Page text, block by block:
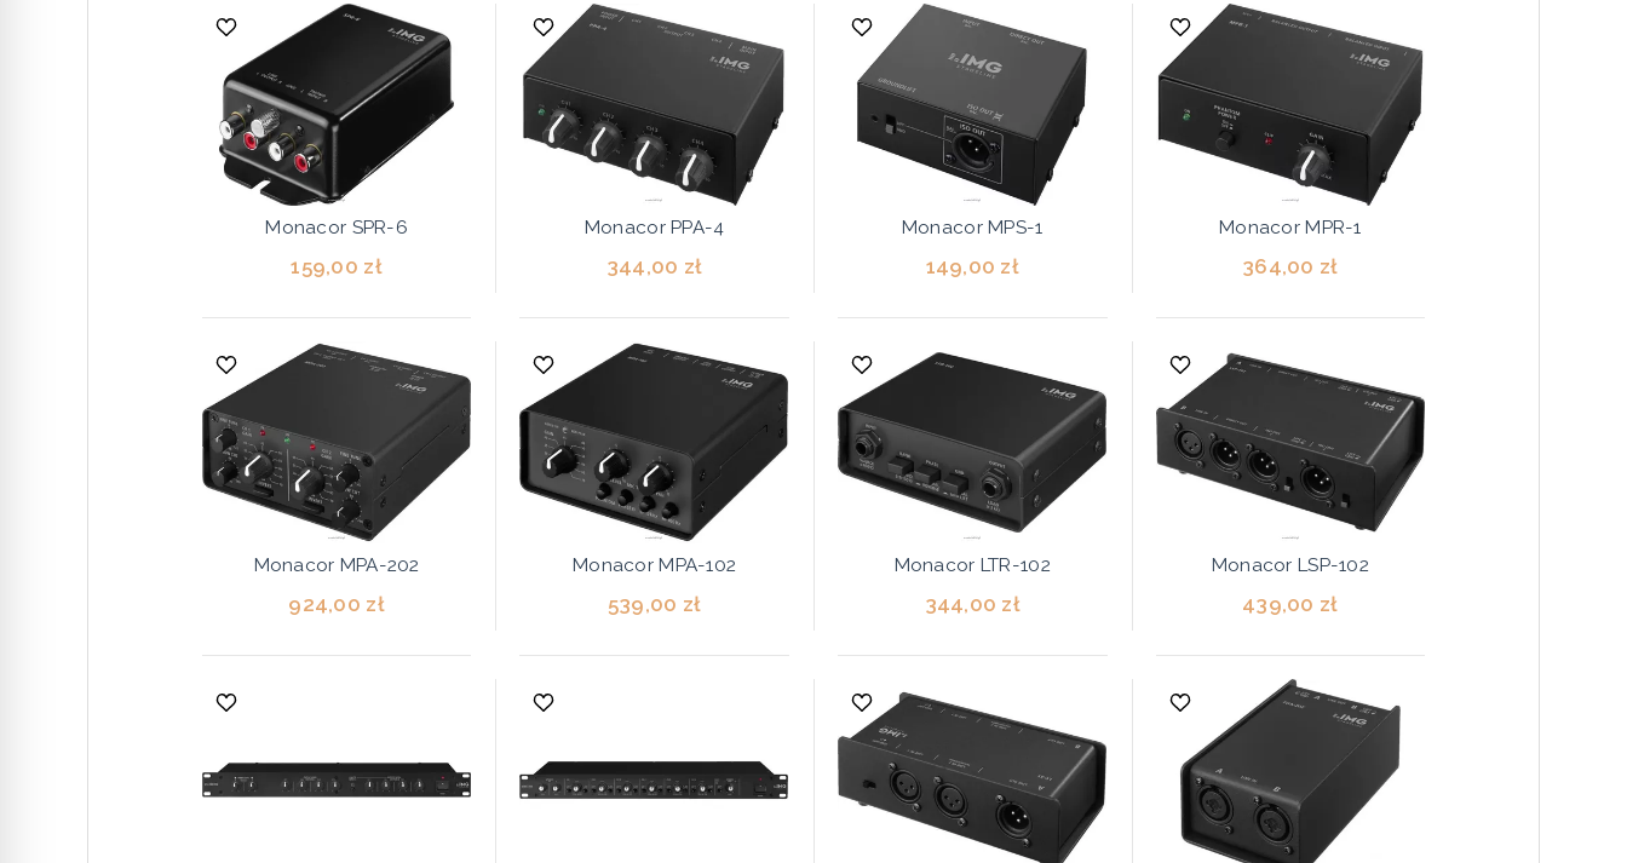
Monacor SPR-6
159,00 zł
Monacor PPA-4
344,00 zł
Monacor MPS-1
149,00 zł
Monacor MPR-1
364,00 zł
Monacor MPA-202
924,00 zł
Monacor MPA-102
539,00 zł
Monacor LTR-102
344,00 zł
Monacor LSP-102
439,00 zł